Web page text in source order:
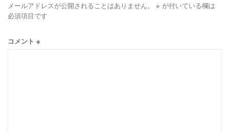
メールアドレスが公開されることはありません。 ※ が付いている欄は
必須項目です
コメント ※